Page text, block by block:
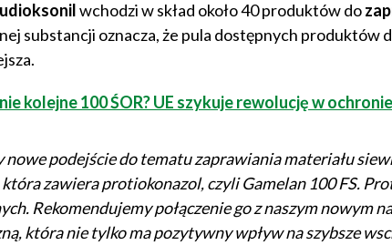
wchodzi w skład około 40 produktów do
substancji oznacza, że pula dostępnych produktów
kolejne 100 ŚOR? UE szykuje rewolucję w ochronie
podejście do tematu zaprawiania materiału
zawiera protiokonazol, czyli Gamelan 100 FS.
Rekomendujemy połączenie go z naszym nowym
która nie tylko ma pozytywny wpływ na szybsze